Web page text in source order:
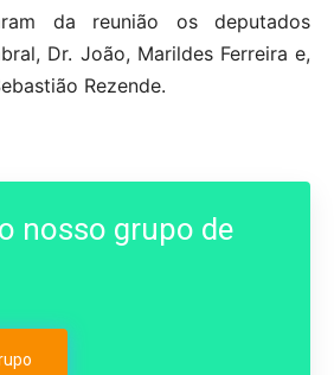
da reunião os deputados
Dr. João, Marildes Ferreira e,
Rezende.
nosso grupo de